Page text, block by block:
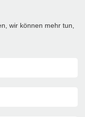
wir können mehr tun,